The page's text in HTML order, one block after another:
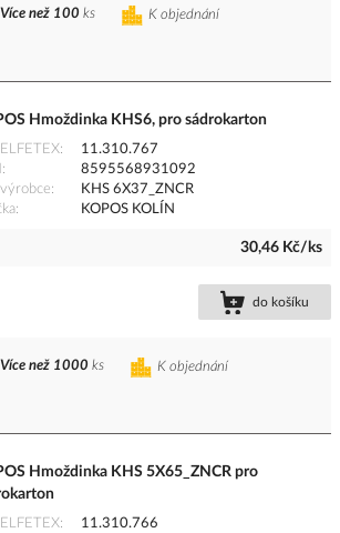
K objednání
Více než 100 ks
Hmoždinka KHS6, pro sádrokarton
11.310.767
8595568931092
KHS 6X37_ZNCR
KOPOS KOLÍN
30,46 Kč/ks
do košíku
K objednání
Více než 1000 ks
Hmoždinka KHS 5X65_ZNCR pro
11.310.766